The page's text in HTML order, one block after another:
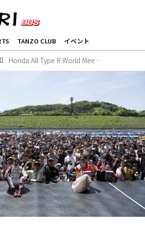
TANZO CLUB イベント
Honda All Type R World Meeting 2024 at モビリティリゾートもてぎ